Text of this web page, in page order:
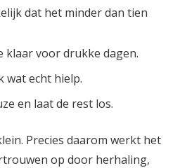
dat het minder dan tien
klaar voor drukke dagen.
wat echt hielp.
en laat de rest los.
Precies daarom werkt het
op door herhaling,